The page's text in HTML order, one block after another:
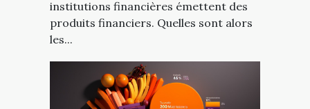
institutions financières émettent des
produits financiers. Quelles sont alors
les...